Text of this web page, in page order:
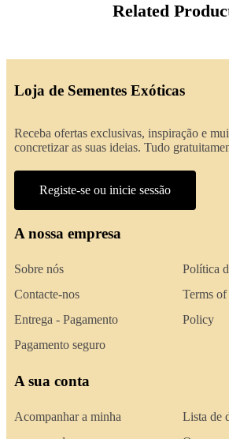
Related
Loja de Sementes Exóticas
Receba ofertas exclusivas, inspiração e
concretizar as suas ideias. Tudo
Registe-se ou inicie sessão
A nossa empresa
Sobre nós
Contacte-nos
Entrega - Pagamento
Pagamento seguro
Política
Terms
Policy
A sua conta
Acompanhar a minha
Lista de